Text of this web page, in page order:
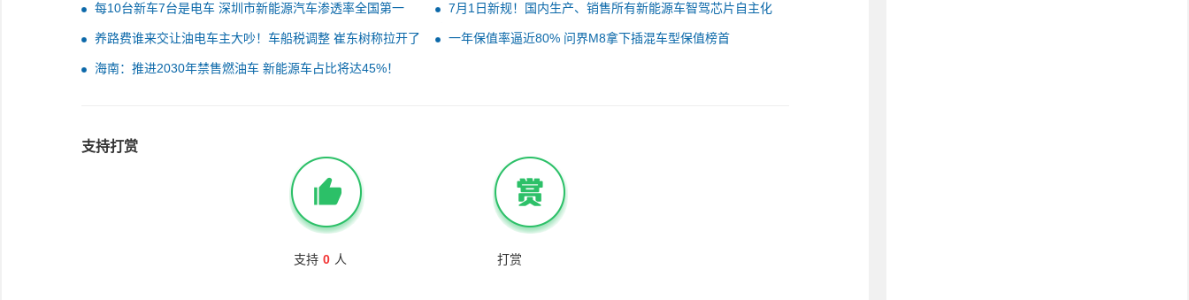
每10台新车7台是电车 深圳市新能源汽车渗透率全国第一
7月1日新规！国内生产、销售所有新能源车智驾芯片自主化
率不低于70%：官方辟谣
养路费谁来交让油电车主大吵！车船税调整 崔东树称拉开了
油电同权改革大幕
一年保值率逼近80% 问界M8拿下插混车型保值榜首
海南：推进2030年禁售燃油车 新能源车占比将达45%！
支持打赏
支持 0 人 打赏